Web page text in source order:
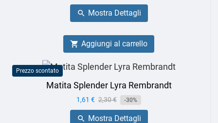
base
 Mostra Dettagli
 Aggiungi al carrello
Prezzo scontato
Matita Splender Lyra Rembrandt
Prezzo
1,61 € Prezzo
base
2,30 € -30%
 Mostra Dettagli